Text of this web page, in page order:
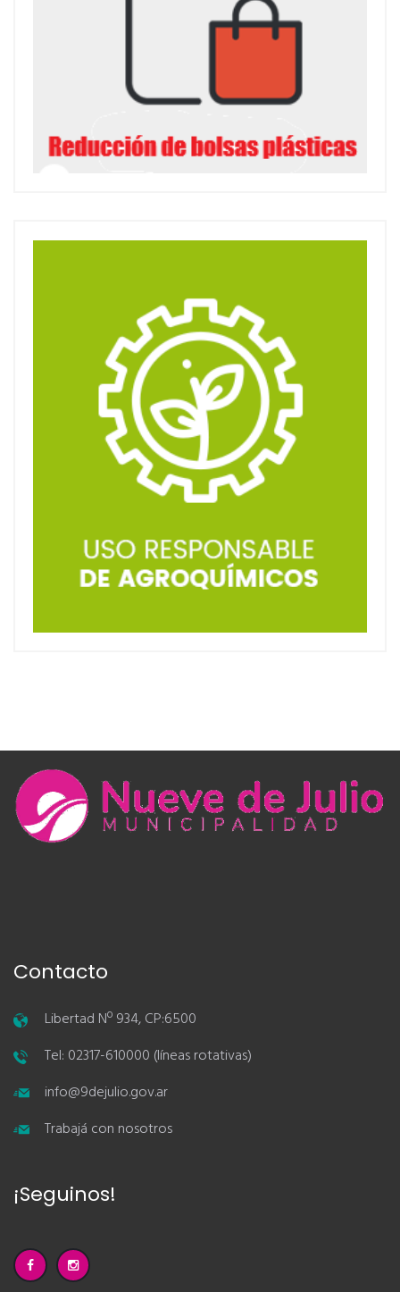
Contacto
Libertad Nº 934, CP:6500
Tel: 02317-610000 (líneas rotativas)
info@9dejulio.gov.ar
Trabajá con nosotros
¡Seguinos!